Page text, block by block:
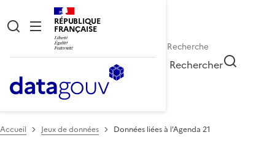
RÉPUBLIQUE
FRANÇAISE
Rechercher
Accueil Jeux de données Données liées à l'Agenda 21